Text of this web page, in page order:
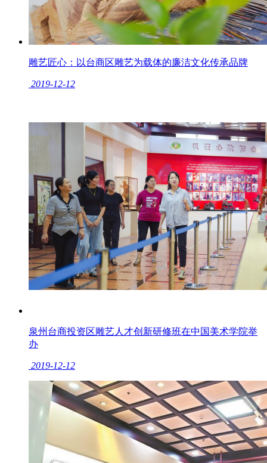
雕艺匠心：以台商区雕艺为载体的廉洁文化传承品牌
2019-12-12
泉州台商投资区雕艺人才创新研修班在中国美术学院举
办
2019-12-12